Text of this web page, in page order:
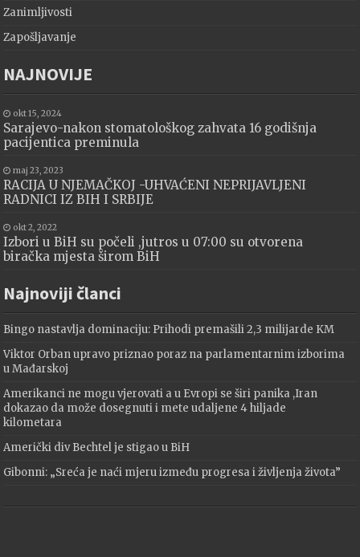
Zanimljivosti
Zapošljavanje
NAJNOVIJE
okt 15, 2024
Sarajevo-nakon stomatološkog zahvata 16 godišnja
pacijentica preminula
maj 23, 2023
RACIJA U NJEMAČKOJ -UHVAĆENI NEPRIJAVLJENI
RADNICI IZ BIH I SRBIJE
okt 2, 2022
Izbori u BiH su počeli ,jutros u 07:00 su otvorena
biračka mjesta širom BiH
Najnoviji članci
Bingo nastavlja dominaciju: Prihodi premašili 2,3 milijarde KM
Viktor Orban upravo priznao poraz na parlamentarnim izborima
u Mađarskoj
Amerikanci ne mogu vjerovati a u Evropi se širi panika ,Iran
dokazao da može dosegnuti i mete udaljene 4 hiljade
kilometara
Američki div Bechtel je stigao u BiH
Gibonni: „Sreća je naći mjeru između progresa i življenja života”